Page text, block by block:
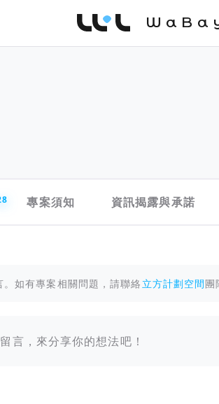
WaBay 挖貝 | 台灣最值得
專案須知 資訊揭露與承諾
。如有專案相關問題，請聯絡 立方計劃空間團
言，來分享你的想法吧！